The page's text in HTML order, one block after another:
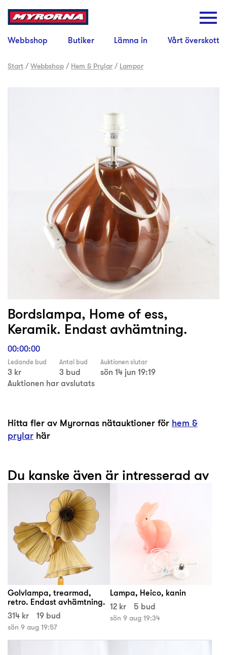
Webbshop Butiker Lämna in Vårt överskott
Start /Webbshop / Hem & Prylar / Lampor
Bordslampa, Home of ess,
Keramik. Endast avhämtning.
00:00:00
Ledande bud
3 kr
Antal bud
3 bud
Auktionen slutar
sön 14 jun 19:19
Auktionen har avslutats
Hitta fler av Myrornas nätauktioner för hem &
prylar här
Du kanske även är intresserad av
Golvlampa, trearmad,
retro. Endast avhämtning.
314 kr
19 bud
sön 9 aug 19:57
Lampa, Heico, kanin
12 kr
5 bud
sön 9 aug 19:34